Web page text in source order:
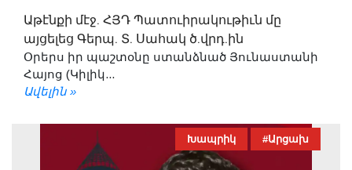
Աթէնքի մէջ. ՀՅԴ Պատուիրակութիւն մը
այցելեց Գերպ. Տ. Սահակ ծ.վրդ.ին
Օրերս իր պաշտօնը ստանձնած Յունաստանի
Հայոց (Կիլիկ...
Ավելին »
Խապրիկ #Արցախ